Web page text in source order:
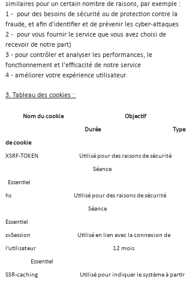
similaires pour un certain nombre de raisons, par exemple :
1 - pour des besoins de sécurité ou de protection contre la
fraude, et afin d'identifier et de prévenir les cyber-attaques
2 - pour vous fournir le service que vous avez choisi de
recevoir de notre part)
3 - pour contrôler et analyser les performances, le
fonctionnement et l'efficacité de notre service
4 - améliorer votre expérience utilisateur.
3. Tableau des cookies :
Nom du cookie Objectif
Durée Type
de cookie
XSRF-TOKEN Utilisé pour des raisons de sécurité
Séance
Essentiel
hs Utilisé pour des raisons de sécurité
Séance
Essentiel
svSession Utilisé en lien avec la connexion de
l'utilisateur 12 mois
Essentiel
SSR-caching
Utilisé pour indiquer le système à partir